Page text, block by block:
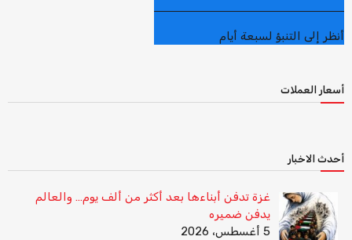
أنظر إلى التنبؤ لسبعة أيام
أسعار العملات
أحدث الاخبار
غزة تدفن أبناءها بعد أكثر من ألف يوم… والعالم
يدفن ضميره
5 أغسطس، 2026